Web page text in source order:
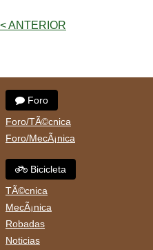
< ANTERIOR
Foro
Foro/TÃ©cnica
Foro/MecÃ¡nica
Bicicleta
TÃ©cnica
MecÃ¡nica
Robadas
Noticias